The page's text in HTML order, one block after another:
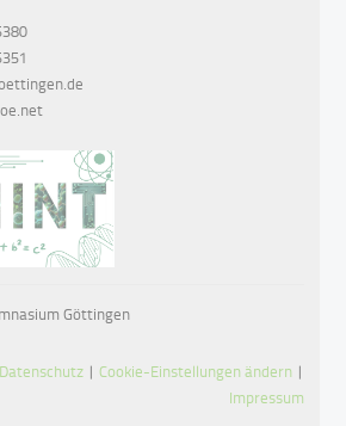
Göttingen
Datenschutz |Cookie-Einstellungen ändern |
Impressum